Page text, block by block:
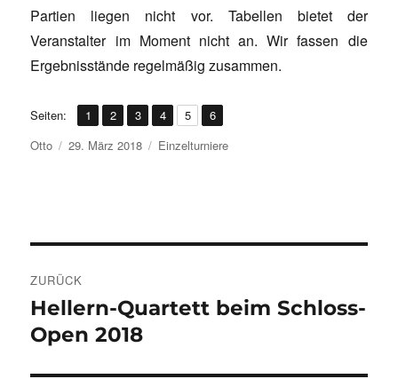
Partien liegen nicht vor. Tabellen bietet der
Veranstalter im Moment nicht an. Wir fassen die
Ergebnisstände regelmäßig zusammen.
Seiten: Seite
1 ,
Seite
2 ,
Seite
3 ,
Seite
4 ,
Seite
5 ,
Seite
6
Autor
Otto Veröffentlicht
29. März 2018 Kategorien
Einzelturniere
ZURÜCK
Vorheriger
Beitrag:
Hellern-Quartett beim Schloss-
Open 2018